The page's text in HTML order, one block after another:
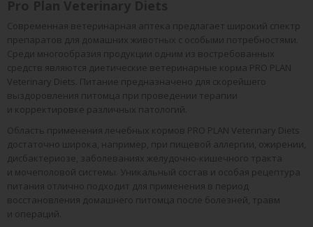
Современная ветеринарная аптека предлагает широкий спектр
препаратов для домашних животных с особыми потребностями.
Среди многообразия продукции одним из востребованных
средств являются диетические ветеринарные корма PRO PLAN
Veterinary Diets. Питание предназначено для скорейшего
выздоровления питомца при проведении терапии
и корректировке различных патологий.
Область применения лечебных кормов PRO PLAN Veterinary Diets
достаточно широка, например, при пищевой аллергии, ожирении,
дисбактериозе, заболеваниях желудочно-кишечного тракта
и мочеполовой системы. Уникальный состав и особая рецептура
питания отлично подходит для применения в период
восстановления домашнего питомца после болезней, травм
и операций.